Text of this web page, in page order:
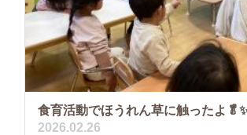
食育活動でほうれん草に触ったよ
2026.02.26